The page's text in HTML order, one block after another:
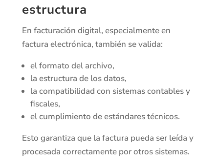
estructura
En facturación digital, especialmente en
factura electrónica, también se valida:
el formato del archivo,
la estructura de los datos,
la compatibilidad con sistemas contables y
fiscales,
el cumplimiento de estándares técnicos.
Esto garantiza que la factura pueda ser leída y
procesada correctamente por otros sistemas.